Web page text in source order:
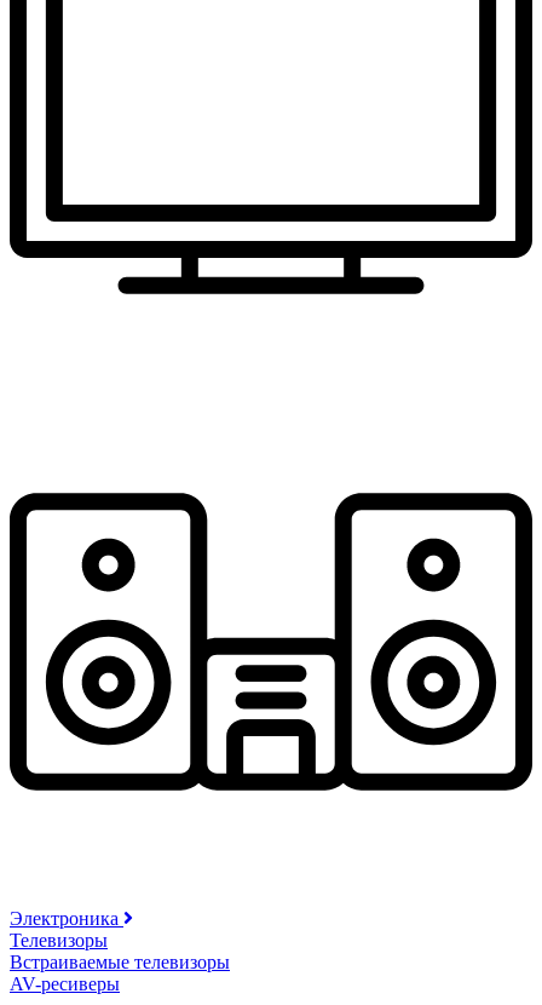
Электроника
Телевизоры
Встраиваемые телевизоры
AV-ресиверы